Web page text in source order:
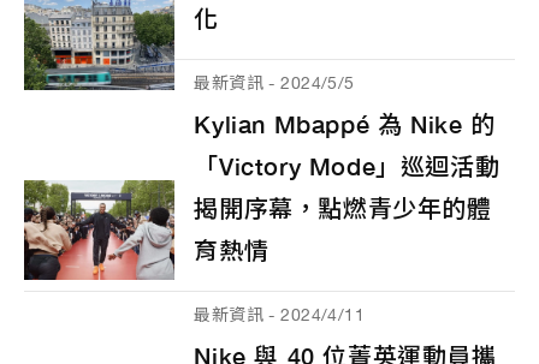
化
最新資訊 - 2024/5/5
Kylian Mbappé 為 Nike 的
「Victory Mode」巡迴活動
揭開序幕，點燃青少年的體
育熱情
最新資訊 - 2024/4/11
Nike 與 40 位菁英運動員攜